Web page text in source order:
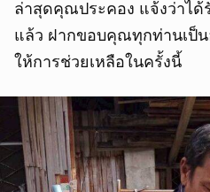
ล่าสุดคุณประคอง แจ้งว่าได้
แล้ว ฝากขอบคุณทุกท่านเป็
ให้การช่วยเหลือในครั้งนี้
ยกเลิก